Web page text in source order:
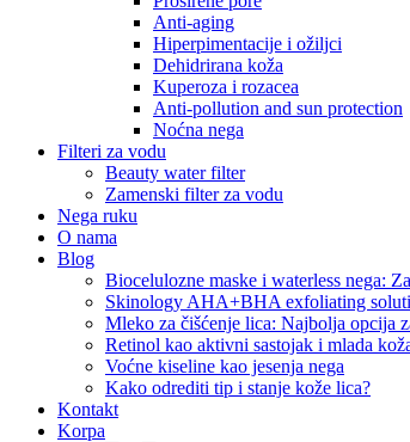
Anti-aging
Hiperpimentacije i ožiljci
Dehidrirana koža
Kuperoza i rozacea
Anti-pollution and sun protection
Noćna nega
Filteri za vodu
Beauty water filter
Zamenski filter za vodu
Nega ruku
O nama
Blog
Biocelulozne maske i waterless nega:
Skinology AHA+BHA exfoliating
Mleko za čišćenje lica: Najbolja opcija
Retinol kao aktivni sastojak i mlada
Voćne kiseline kao jesenja nega
Kako odrediti tip i stanje kože lica?
Kontakt
Korpa